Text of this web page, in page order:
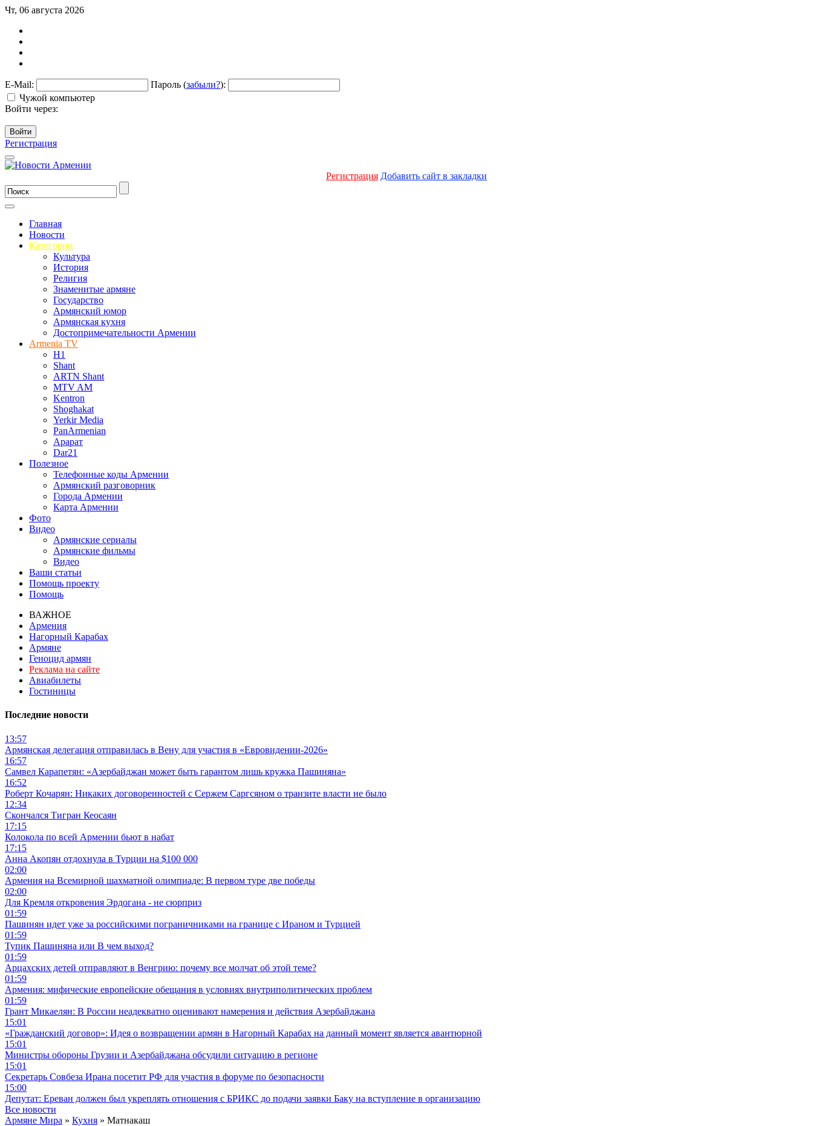
Чт, 06 августа 2026
E-Mail: Пароль (забыли?):
Чужой компьютер
Войти через:
Войти
Регистрация
Регистрация Добавить сайт в закладки
Главная
Новости
Категории
Культура
История
Религия
Знаменитые армяне
Государство
Армянский юмор
Армянская кухня
Достопримечательности Армении
Armenia TV
H1
Shant
ARTN Shant
MTV AM
Kentron
Shoghakat
Yerkir Media
PanArmenian
Арарат
Dar21
Полезное
Телефонные коды Армении
Армянский разговорник
Города Армении
Карта Армении
Фото
Видео
Армянские сериалы
Армянские фильмы
Видео
Ваши статьи
Помощь проекту
Помощь
ВАЖНОЕ
Армения
Нагорный Карабах
Армяне
Геноцид армян
Реклама на сайте
Авиабилеты
Гостиницы
Последние новости
13:57
Армянская делегация отправилась в Вену для участия в «Евровидении-2026»
16:57
Самвел Карапетян: «Азербайджан может быть гарантом лишь кружка Пашиняна»
16:52
Роберт Кочарян: Никаких договоренностей с Сержем Саргсяном о транзите власти не было
12:34
Скончался Тигран Кеосаян
17:15
Колокола по всей Армении бьют в набат
17:15
Анна Акопян отдохнула в Турции на $100 000
02:00
Армения на Всемирной шахматной олимпиаде: В первом туре две победы
02:00
Для Кремля откровения Эрдогана - не сюрприз
01:59
Пашинян идет уже за российскими пограничниками на границе с Ираном и Турцией
01:59
Тупик Пашиняна или В чем выход?
01:59
Арцахских детей отправляют в Венгрию: почему все молчат об этой теме?
01:59
Армения: мифические европейские обещания в условиях внутриполитических проблем
01:59
Грант Микаелян: В России неадекватно оценивают намерения и действия Азербайджана
15:01
«Гражданский договор»: Идея о возвращении армян в Нагорный Карабах на данный момент является авантюрной
15:01
Министры обороны Грузии и Азербайджана обсудили ситуацию в регионе
15:01
Секретарь Совбеза Ирана посетит РФ для участия в форуме по безопасности
15:00
Депутат: Ереван должен был укреплять отношения с БРИКС до подачи заявки Баку на вступление в организацию
Все новости
Армяне Мира » Кухня » Матнакаш